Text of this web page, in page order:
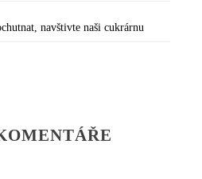
navštivte naši cukrárnu